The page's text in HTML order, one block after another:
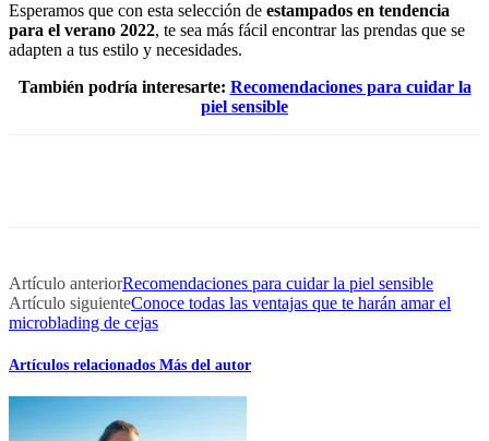
Esperamos que con esta selección de estampados en tendencia
para el verano 2022, te sea más fácil encontrar las prendas que se
adapten a tus estilo y necesidades.
También podría interesarte: Recomendaciones para cuidar la
piel sensible
Artículo anteriorRecomendaciones para cuidar la piel sensible
Artículo siguienteConoce todas las ventajas que te harán amar el
microblading de cejas
Artículos relacionados Más del autor